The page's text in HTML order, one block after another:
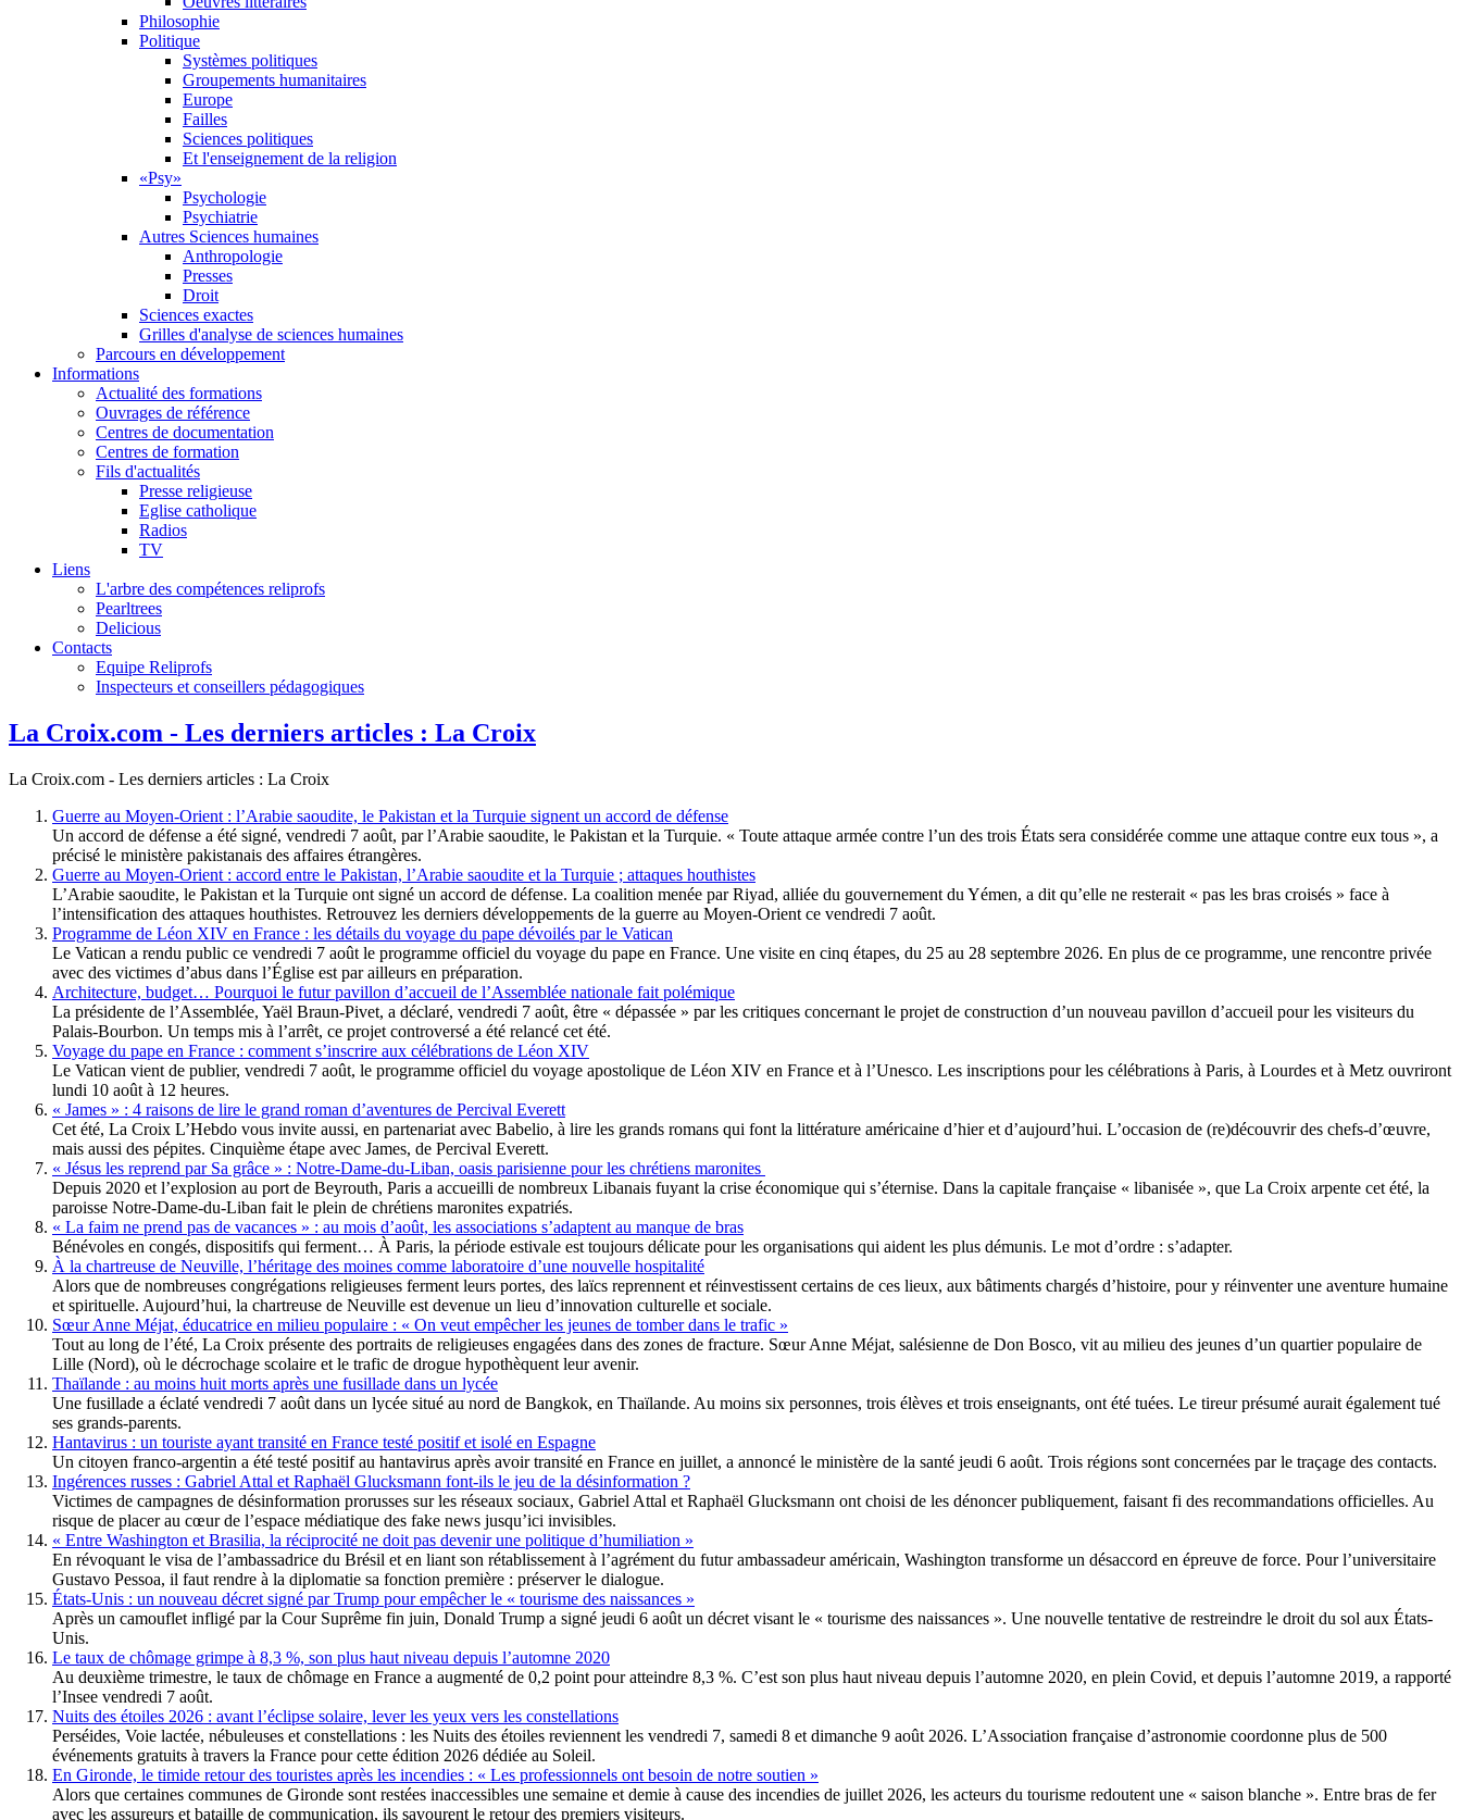
Philosophie
Politique
Systèmes politiques
Groupements humanitaires
Europe
Failles
Sciences politiques
Et l'enseignement de la religion
«Psy»
Psychologie
Psychiatrie
Autres Sciences humaines
Anthropologie
Presses
Droit
Sciences exactes
Grilles d'analyse de sciences humaines
Parcours en développement
Informations
Actualité des formations
Ouvrages de référence
Centres de documentation
Centres de formation
Fils d'actualités
Presse religieuse
Eglise catholique
Radios
TV
Liens
L'arbre des compétences reliprofs
Pearltrees
Delicious
Contacts
Equipe Reliprofs
Inspecteurs et conseillers pédagogiques
La Croix.com - Les derniers articles : La Croix
La Croix.com - Les derniers articles : La Croix
Guerre au Moyen-Orient : l’Arabie saoudite, le Pakistan et la Turquie signent un accord de défense
Un accord de défense a été signé, vendredi 7 août, par l’Arabie saoudite, le Pakistan et la Turquie. « Toute attaque armée contre l’un des trois États sera considérée comme une attaque contre eux tous », a
précisé le ministère pakistanais des affaires étrangères.
Guerre au Moyen-Orient : accord entre le Pakistan, l’Arabie saoudite et la Turquie ; attaques houthistes
L’Arabie saoudite, le Pakistan et la Turquie ont signé un accord de défense. La coalition menée par Riyad, alliée du gouvernement du Yémen, a dit qu’elle ne resterait « pas les bras croisés » face à
l’intensification des attaques houthistes. Retrouvez les derniers développements de la guerre au Moyen-Orient ce vendredi 7 août.
Programme de Léon XIV en France : les détails du voyage du pape dévoilés par le Vatican
Le Vatican a rendu public ce vendredi 7 août le programme officiel du voyage du pape en France. Une visite en cinq étapes, du 25 au 28 septembre 2026. En plus de ce programme, une rencontre privée
avec des victimes d’abus dans l’Église est par ailleurs en préparation.
Architecture, budget… Pourquoi le futur pavillon d’accueil de l’Assemblée nationale fait polémique
La présidente de l’Assemblée, Yaël Braun-Pivet, a déclaré, vendredi 7 août, être « dépassée » par les critiques concernant le projet de construction d’un nouveau pavillon d’accueil pour les visiteurs du
Palais-Bourbon. Un temps mis à l’arrêt, ce projet controversé a été relancé cet été.
Voyage du pape en France : comment s’inscrire aux célébrations de Léon XIV
Le Vatican vient de publier, vendredi 7 août, le programme officiel du voyage apostolique de Léon XIV en France et à l’Unesco. Les inscriptions pour les célébrations à Paris, à Lourdes et à Metz ouvriront
lundi 10 août à 12 heures.
« James » : 4 raisons de lire le grand roman d’aventures de Percival Everett
Cet été, La Croix L’Hebdo vous invite aussi, en partenariat avec Babelio, à lire les grands romans qui font la littérature américaine d’hier et d’aujourd’hui. L’occasion de (re)découvrir des chefs-d’œuvre,
mais aussi des pépites. Cinquième étape avec James, de Percival Everett.
« Jésus les reprend par Sa grâce » : Notre-Dame-du-Liban, oasis parisienne pour les chrétiens maronites
Depuis 2020 et l’explosion au port de Beyrouth, Paris a accueilli de nombreux Libanais fuyant la crise économique qui s’éternise. Dans la capitale française « libanisée », que La Croix arpente cet été, la
paroisse Notre-Dame-du-Liban fait le plein de chrétiens maronites expatriés.
« La faim ne prend pas de vacances » : au mois d’août, les associations s’adaptent au manque de bras
Bénévoles en congés, dispositifs qui ferment… À Paris, la période estivale est toujours délicate pour les organisations qui aident les plus démunis. Le mot d’ordre : s’adapter.
À la chartreuse de Neuville, l’héritage des moines comme laboratoire d’une nouvelle hospitalité
Alors que de nombreuses congrégations religieuses ferment leurs portes, des laïcs reprennent et réinvestissent certains de ces lieux, aux bâtiments chargés d’histoire, pour y réinventer une aventure humaine
et spirituelle. Aujourd’hui, la chartreuse de Neuville est devenue un lieu d’innovation culturelle et sociale.
Sœur Anne Méjat, éducatrice en milieu populaire : « On veut empêcher les jeunes de tomber dans le trafic »
Tout au long de l’été, La Croix présente des portraits de religieuses engagées dans des zones de fracture. Sœur Anne Méjat, salésienne de Don Bosco, vit au milieu des jeunes d’un quartier populaire de
Lille (Nord), où le décrochage scolaire et le trafic de drogue hypothèquent leur avenir.
Thaïlande : au moins huit morts après une fusillade dans un lycée
Une fusillade a éclaté vendredi 7 août dans un lycée situé au nord de Bangkok, en Thaïlande. Au moins six personnes, trois élèves et trois enseignants, ont été tuées. Le tireur présumé aurait également tué
ses grands-parents.
Hantavirus : un touriste ayant transité en France testé positif et isolé en Espagne
Un citoyen franco-argentin a été testé positif au hantavirus après avoir transité en France en juillet, a annoncé le ministère de la santé jeudi 6 août. Trois régions sont concernées par le traçage des contacts.
Ingérences russes : Gabriel Attal et Raphaël Glucksmann font-ils le jeu de la désinformation ?
Victimes de campagnes de désinformation prorusses sur les réseaux sociaux, Gabriel Attal et Raphaël Glucksmann ont choisi de les dénoncer publiquement, faisant fi des recommandations officielles. Au
risque de placer au cœur de l’espace médiatique des fake news jusqu’ici invisibles.
« Entre Washington et Brasilia, la réciprocité ne doit pas devenir une politique d’humiliation »
En révoquant le visa de l’ambassadrice du Brésil et en liant son rétablissement à l’agrément du futur ambassadeur américain, Washington transforme un désaccord en épreuve de force. Pour l’universitaire
Gustavo Pessoa, il faut rendre à la diplomatie sa fonction première : préserver le dialogue.
États-Unis : un nouveau décret signé par Trump pour empêcher le « tourisme des naissances »
Après un camouflet infligé par la Cour Suprême fin juin, Donald Trump a signé jeudi 6 août un décret visant le « tourisme des naissances ». Une nouvelle tentative de restreindre le droit du sol aux États-
Unis.
Le taux de chômage grimpe à 8,3 %, son plus haut niveau depuis l’automne 2020
Au deuxième trimestre, le taux de chômage en France a augmenté de 0,2 point pour atteindre 8,3 %. C’est son plus haut niveau depuis l’automne 2020, en plein Covid, et depuis l’automne 2019, a rapporté
l’Insee vendredi 7 août.
Nuits des étoiles 2026 : avant l’éclipse solaire, lever les yeux vers les constellations
Perséides, Voie lactée, nébuleuses et constellations : les Nuits des étoiles reviennent les vendredi 7, samedi 8 et dimanche 9 août 2026. L’Association française d’astronomie coordonne plus de 500
événements gratuits à travers la France pour cette édition 2026 dédiée au Soleil.
En Gironde, le timide retour des touristes après les incendies : « Les professionnels ont besoin de notre soutien »
Alors que certaines communes de Gironde sont restées inaccessibles une semaine et demie à cause des incendies de juillet 2026, les acteurs du tourisme redoutent une « saison blanche ». Entre bras de fer
avec les assureurs et bataille de communication, ils savourent le retour des premiers visiteurs.